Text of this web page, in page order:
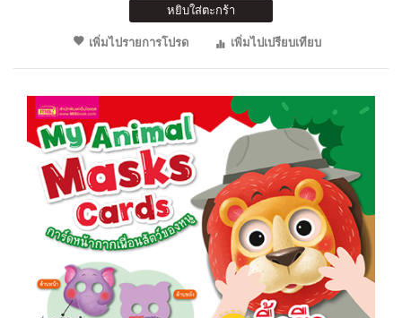
หยิบใส่ตะกร้า
เพิ่มไปรายการโปรด
เพิ่มไปเปรียบเทียบ